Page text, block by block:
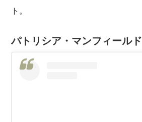
ト。
パトリシア・マンフィールド